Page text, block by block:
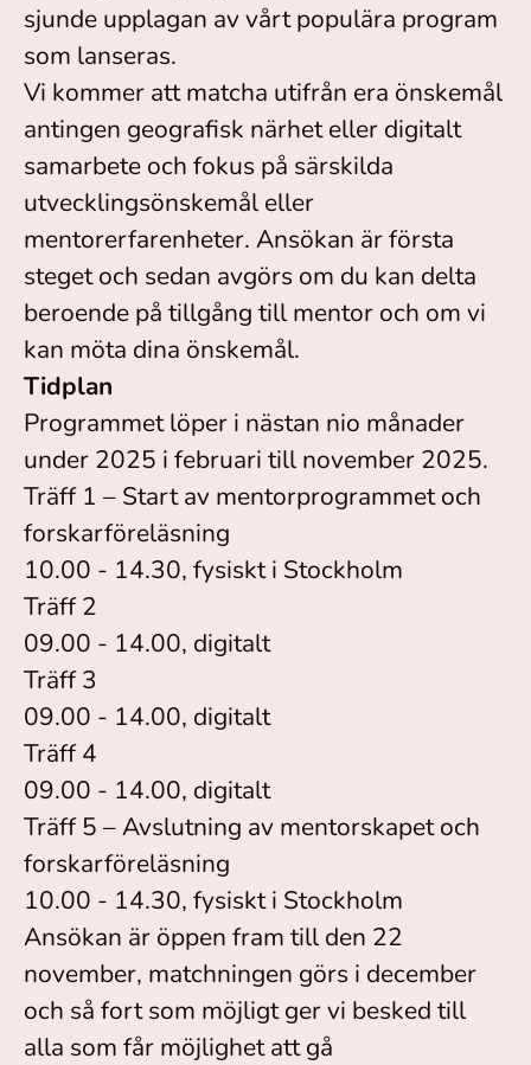
sjunde upplagan av vårt populära program
som lanseras.
Vi kommer att matcha utifrån era önskemål
antingen geografisk närhet eller digitalt
samarbete och fokus på särskilda
utvecklingsönskemål eller
mentorerfarenheter. Ansökan är första
steget och sedan avgörs om du kan delta
beroende på tillgång till mentor och om vi
kan möta dina önskemål.
Tidplan
Programmet löper i nästan nio månader
under 2025 i februari till november 2025.
Träff 1 – Start av mentorprogrammet och
forskarföreläsning
10.00 - 14.30, fysiskt i Stockholm
Träff 2
09.00 - 14.00, digitalt
Träff 3
09.00 - 14.00, digitalt
Träff 4
09.00 - 14.00, digitalt
Träff 5 – Avslutning av mentorskapet och
forskarföreläsning
10.00 - 14.30, fysiskt i Stockholm
Ansökan är öppen fram till den 22
november, matchningen görs i december
och så fort som möjligt ger vi besked till
alla som får möjlighet att gå